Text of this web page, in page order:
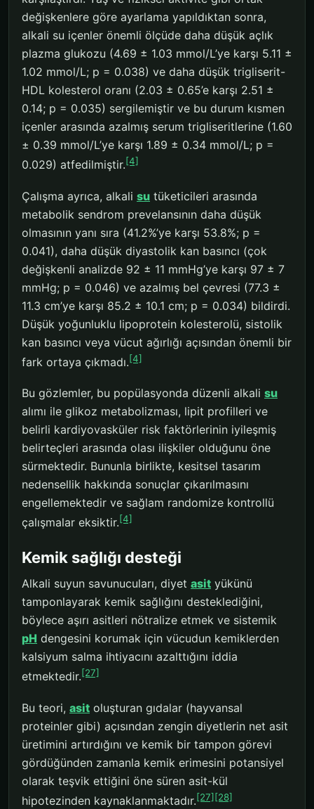
değişkenlere göre ayarlama yapıldıktan sonra,
alkali su içenler önemli ölçüde daha düşük açlık
plazma glukozu (4.69 ± 1.03 mmol/L’ye karşı 5.11 ±
1.02 mmol/L; p = 0.038) ve daha düşük trigliserit-
HDL kolesterol oranı (2.03 ± 0.65’e karşı 2.51 ±
0.14; p = 0.035) sergilemiştir ve bu durum kısmen
içenler arasında azalmış serum trigliseritlerine (1.60
± 0.39 mmol/L’ye karşı 1.89 ± 0.34 mmol/L; p =
0.029) atfedilmiştir.[4]
Çalışma ayrıca, alkali su tüketicileri arasında
metabolik sendrom prevelansının daha düşük
olmasının yanı sıra (41.2%’ye karşı 53.8%; p =
0.041), daha düşük diyastolik kan basıncı (çok
değişkenli analizde 92 ± 11 mmHg’ye karşı 97 ± 7
mmHg; p = 0.046) ve azalmış bel çevresi (77.3 ±
11.3 cm’ye karşı 85.2 ± 10.1 cm; p = 0.034) bildirdi.
Düşük yoğunluklu lipoprotein kolesterolü, sistolik
kan basıncı veya vücut ağırlığı açısından önemli bir
fark ortaya çıkmadı.[4]
Bu gözlemler, bu popülasyonda düzenli alkali su
alımı ile glikoz metabolizması, lipit profilleri ve
belirli kardiyovasküler risk faktörlerinin iyileşmiş
belirteçleri arasında olası ilişkiler olduğunu öne
sürmektedir. Bununla birlikte, kesitsel tasarım
nedensellik hakkında sonuçlar çıkarılmasını
engellemektedir ve sağlam randomize kontrollü
çalışmalar eksiktir.[4]
Kemik sağlığı desteği
Alkali suyun savunucuları, diyet asit yükünü
tamponlayarak kemik sağlığını desteklediğini,
böylece aşırı asitleri nötralize etmek ve sistemik
pH dengesini korumak için vücudun kemiklerden
kalsiyum salma ihtiyacını azalttığını iddia
etmektedir.[27]
Bu teori, asit oluşturan gıdalar (hayvansal
proteinler gibi) açısından zengin diyetlerin net asit
üretimini artırdığını ve kemik bir tampon görevi
gördüğünden zamanla kemik erimesini potansiyel
olarak teşvik ettiğini öne süren asit-kül
hipotezinden kaynaklanmaktadır.[27] [28]